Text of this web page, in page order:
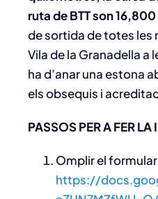
ruta de BTT son
de sortida de totes les
Vila de la Granadella a
ha d’anar una estona
els obsequis i
PASSOS PER A FER
Omplir el
https://